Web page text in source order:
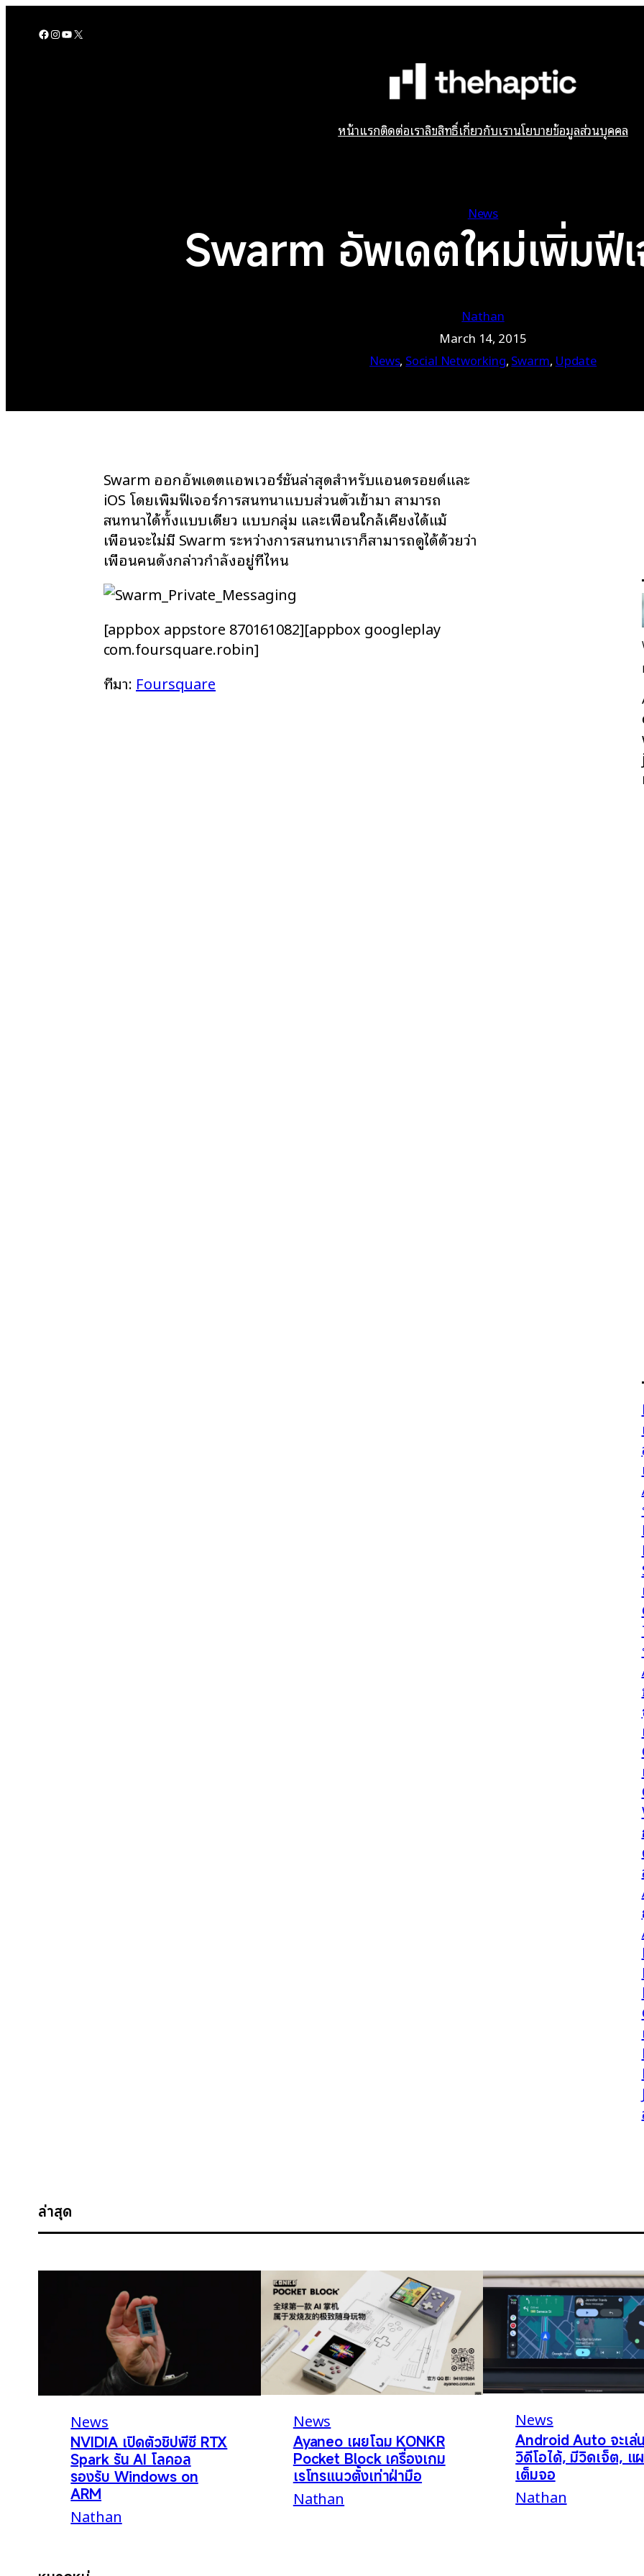
Facebook InstagramYouTube X
หน้าแรกติดต่อเราลิขสิทธิ์เกี่ยวกับเรานโยบายข้อมูลส่วนบุคคล
News
Swarm อัพเดตใหม่เพิ่มฟี
Nathan
March 14, 2015
News, Social Networking, Swarm, Update
Swarm ออกอัพเดตแอพเวอร์ชันล่าสุดสำหรับแอนดรอยด์และ
iOS โดยเพิ่มฟีเจอร์การสนทนาแบบส่วนตัวเข้ามา สามารถ
สนทนาได้ทั้งแบบเดี่ยว แบบกลุ่ม และเพื่อนใกล้เคียงได้แม้
เพื่อนจะไม่มี Swarm ระหว่างการสนทนาเราก็สามารถดูได้ด้วยว่า
เพื่อนคนดังกล่าวกำลังอยู่ที่ไหน
[appbox appstore 870161082][appbox googleplay
com.foursquare.robin]
ที่มา: Foursquare
ล่าสุด
News
NVIDIA เปิดตัวชิปพีซี RTX
Spark รัน AI โลคอล
รองรับ Windows on
ARM
Nathan
News
Ayaneo เผยโฉม KONKR
Pocket Block เครื่องเกม
เรโทรแนวตั้งเท่าฝ่ามือ
Nathan
News
Android Auto จะเล่
วิดีโอได้, มีวิดเจ็ต, แ
เต็มจอ
Nathan